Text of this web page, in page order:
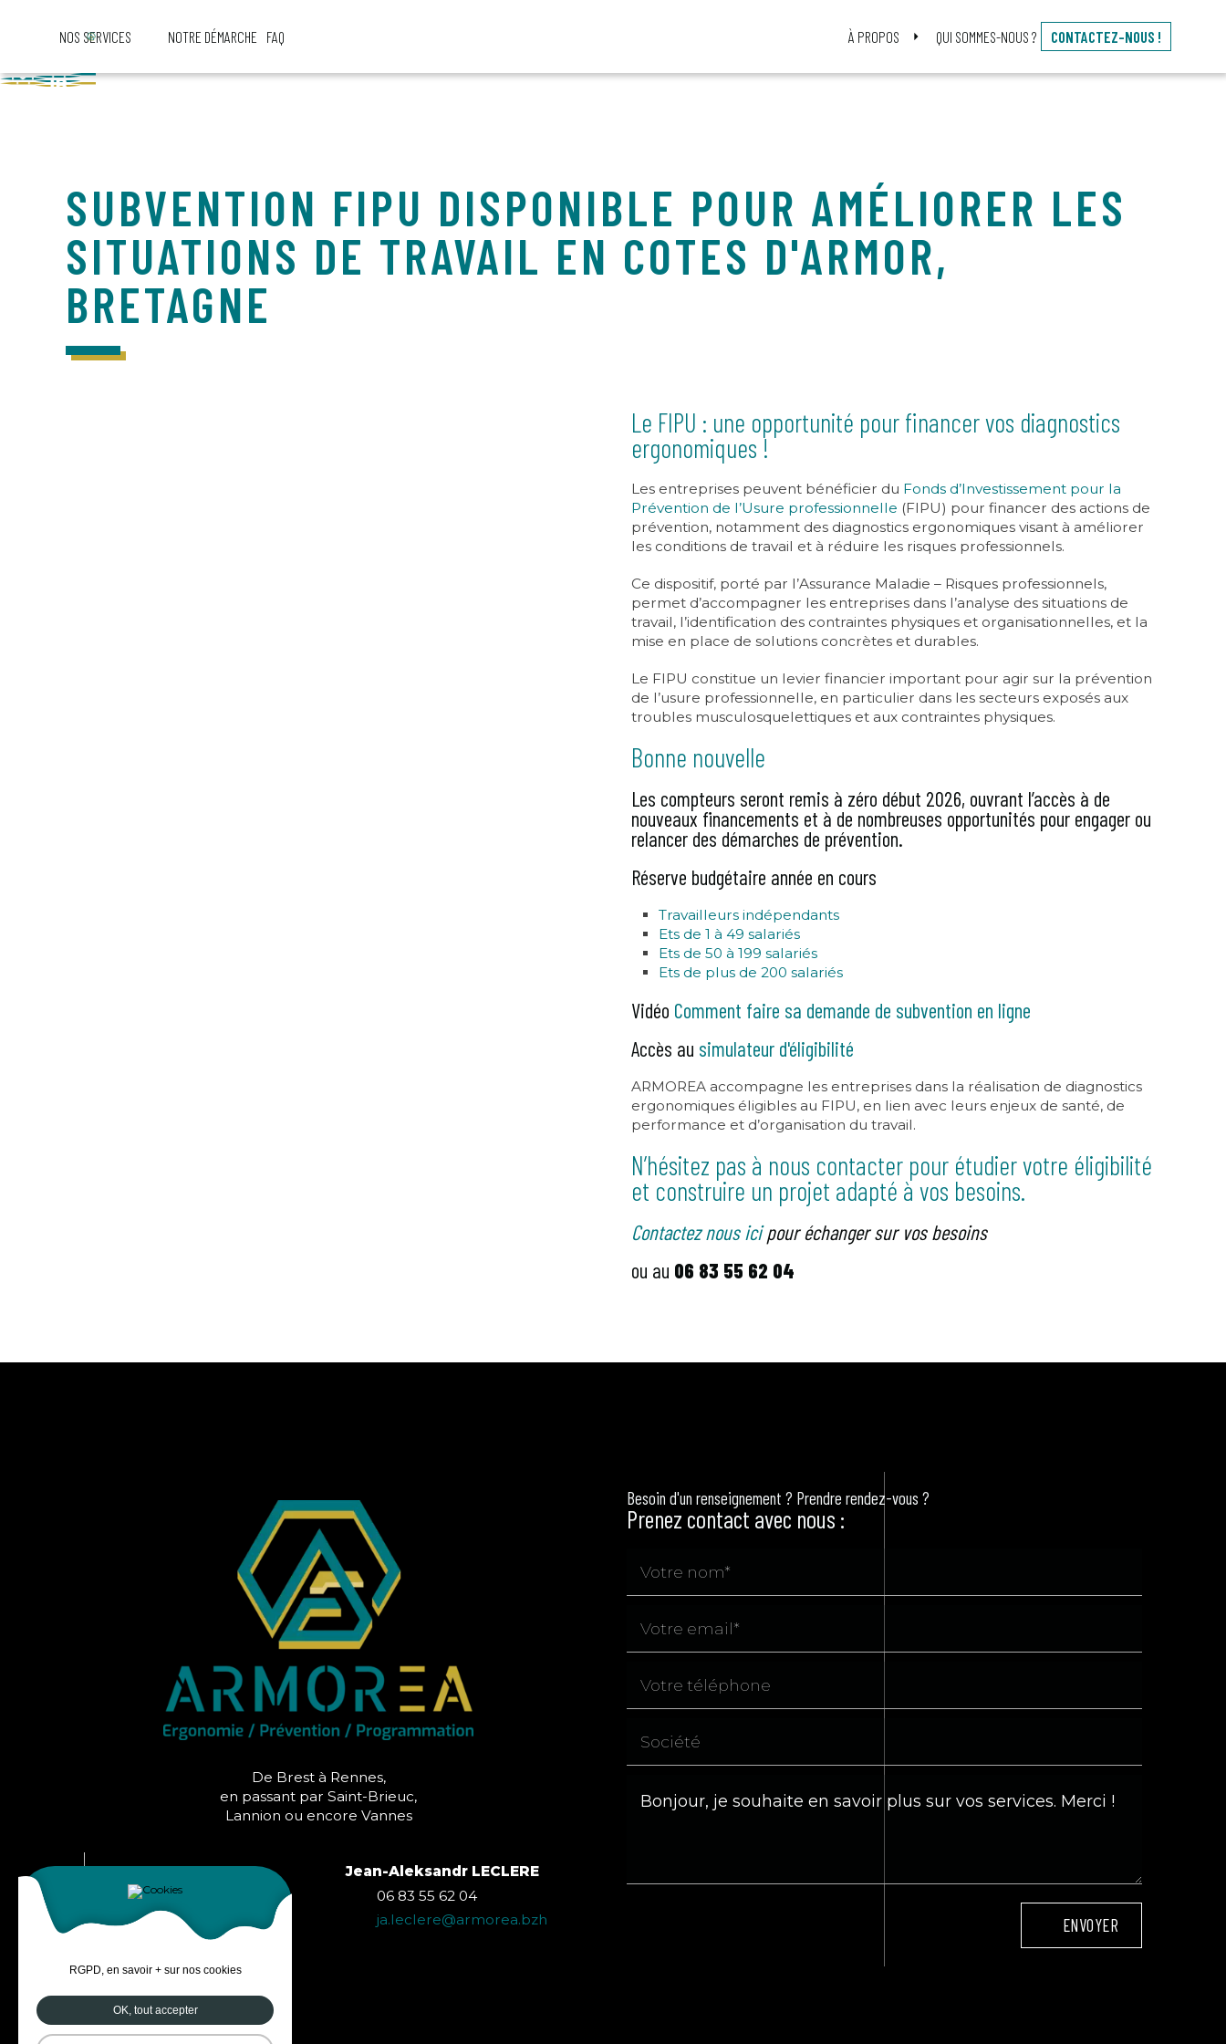
NOS SERVICES NOTRE DÉMARCHE FAQ À PROPOS QUI SOMMES-NOUS ? CONTACTEZ-NOUS !
SUBVENTION FIPU DISPONIBLE POUR AMÉLIORER LES
SITUATIONS DE TRAVAIL EN COTES D'ARMOR,
BRETAGNE
Le FIPU : une opportunité pour financer vos diagnostics
ergonomiques !
Les entreprises peuvent bénéficier du Fonds d’Investissement pour la
Prévention de l’Usure professionnelle (FIPU) pour financer des actions de
prévention, notamment des diagnostics ergonomiques visant à améliorer
les conditions de travail et à réduire les risques professionnels.
Ce dispositif, porté par l’Assurance Maladie – Risques professionnels,
permet d’accompagner les entreprises dans l’analyse des situations de
travail, l’identification des contraintes physiques et organisationnelles, et la
mise en place de solutions concrètes et durables.
Le FIPU constitue un levier financier important pour agir sur la prévention
de l’usure professionnelle, en particulier dans les secteurs exposés aux
troubles musculosquelettiques et aux contraintes physiques.
Bonne nouvelle
Les compteurs seront remis à zéro début 2026, ouvrant l’accès à de
nouveaux financements et à de nombreuses opportunités pour engager ou
relancer des démarches de prévention.
Réserve budgétaire année en cours
Travailleurs indépendants
Ets de 1 à 49 salariés
Ets de 50 à 199 salariés
Ets de plus de 200 salariés
Vidéo Comment faire sa demande de subvention en ligne
Accès au simulateur d'éligibilité
ARMOREA accompagne les entreprises dans la réalisation de diagnostics
ergonomiques éligibles au FIPU, en lien avec leurs enjeux de santé, de
performance et d’organisation du travail.
N’hésitez pas à nous contacter pour étudier votre éligibilité
et construire un projet adapté à vos besoins.
Contactez nous icipour échanger sur vos besoins
ou au 06 83 55 62 04
De Brest à Rennes,
en passant par Saint-Brieuc,
Lannion ou encore Vannes
Laura THIEBAULT
06 86 52 74 23
l.thiebault@armorea.bzh
Jean-Aleksandr LECLERE
06 83 55 62 04
ja.leclere@armorea.bzh
Besoin d'un renseignement ? Prendre rendez-vous ?
Prenez contact avec nous :
ENVOYER
RGPD, en savoir + sur nos cookies
OK, tout accepter